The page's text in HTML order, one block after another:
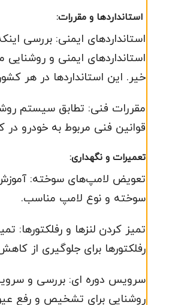
استانداردها و مقررات:
استانداردهای ایمنی: بررسی
استانداردهای ایمنی و روشنایی
خیر. این استانداردها در هر
مقررات فنی: تطابق سیستم
قوانین فنی مربوط به خودرو در
تعمیرات و نگهداری:
تعویض لامپ‌های سوخته:
سوخته و نوع لامپ مناسب.
تمیز کردن لنزها و رفلکتورها:
رفلکتورها برای جلوگیری از
سرویس دوره ای: بررسی و
روشنایی برای تشخیص و رفع